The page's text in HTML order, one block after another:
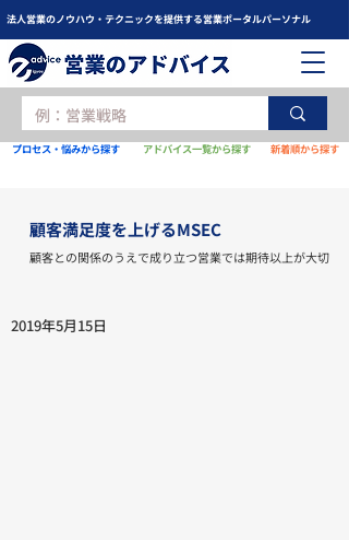
法人営業のノウハウ・テクニックを提供する営業ポータルパーソナル
プロセス・悩みから探す アドバイス一覧から探す 新着順から探す
顧客満足度を上げるMSEC
顧客との関係のうえで成り立つ営業では期待以上が大切
2019年5月15日